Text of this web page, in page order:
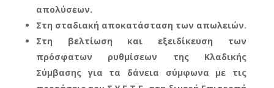
απολύσεων.
Στη σταδιακή αποκατάσταση των απωλειών.
Στη βελτίωση και εξειδίκευση των
πρόσφατων ρυθμίσεων της Κλαδικής
Σύμβασης για τα δάνεια σύμφωνα με τις